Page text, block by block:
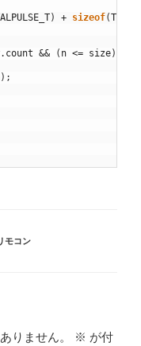
) + sizeof(T
. count && ( n <= size)
) ;
モコン
りません。 ※ が付